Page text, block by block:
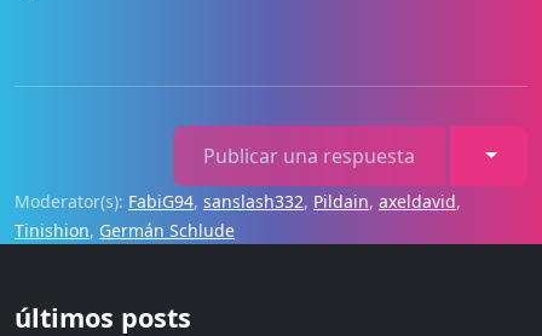
Publicar una respuesta
Moderator(s): FabiG94, sanslash332, Pildain, axeldavid,
Tinishion, Germán Schlude
últimos posts